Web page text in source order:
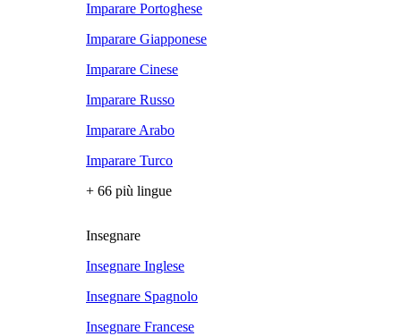
Imparare Portoghese
Imparare Giapponese
Imparare Cinese
Imparare Russo
Imparare Arabo
Imparare Turco
+ 66 più lingue
Insegnare
Insegnare Inglese
Insegnare Spagnolo
Insegnare Francese